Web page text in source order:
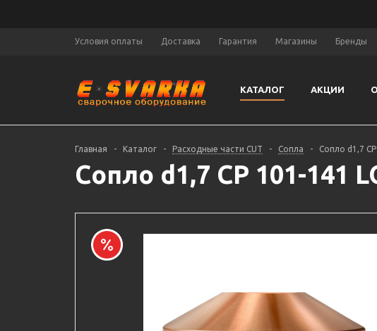
Условия оплаты Доставка Гарантия Магазины Бренды
КАТАЛОГ АКЦИИ
Главная - Каталог - Расходные части CUT - Сопла - Сопло d1,7
Сопло d1,7 CP 101-141